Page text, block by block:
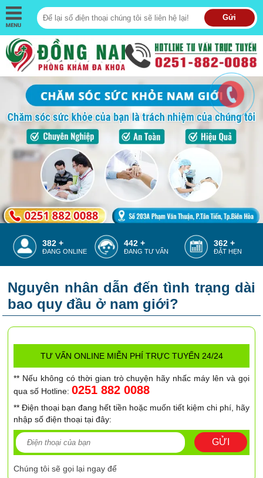
Gửi
382 +
ĐANG ONLINE
442 +
ĐANG TƯ VẤN
362 +
ĐẶT HẸN
Nguyên nhân dẫn đến tình trạng dài
bao quy đầu ở nam giới?
TƯ VẤN ONLINE MIỄN PHÍ TRỰC TUYẾN 24/24
** Nếu không có thời gian trò chuyện hãy nhấc máy lên và gọi
qua số Hotline: 0251 882 0088
** Điện thoại bạn đang hết tiền hoặc muốn tiết kiệm chi phí, hãy
nhập số điện thoại tại đây:
GỬI
Chúng tôi sẽ gọi lại ngay để